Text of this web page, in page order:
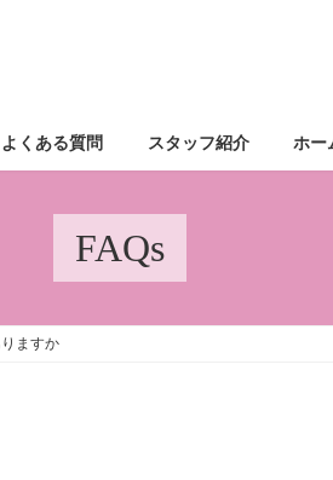
よくある質問 スタッフ紹介 ホー
FAQs
ますか